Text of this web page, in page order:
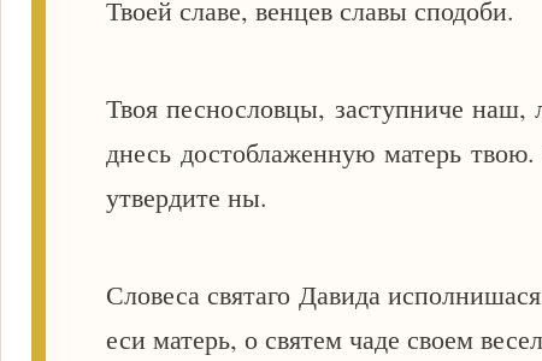
Твоей славе, венцев славы сподоби.
Твоя песнословцы, заступниче наш,
днесь достоблаженную матерь
утвердите ны.
Словеса святаго Давида
еси матерь, о святем чаде своем